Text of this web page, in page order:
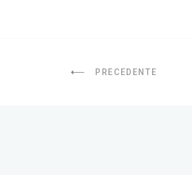
PRECEDENTE